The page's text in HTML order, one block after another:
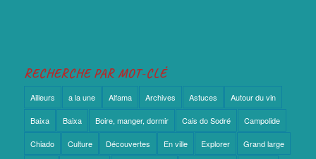
RECHERCHE PAR MOT-CLÉ
Ailleurs a la une Alfama Archives Astuces Autour du vin
Baixa Baixa Boire, manger, dormir Cais do Sodré Campolide
Chiado Culture Découvertes En ville Explorer Grand large